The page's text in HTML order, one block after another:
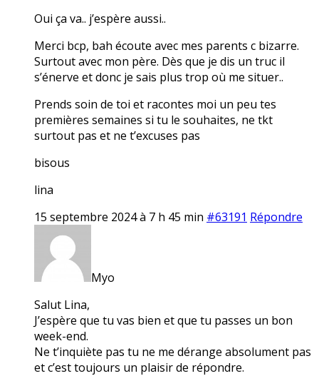
Oui ça va.. j’espère aussi..
Merci bcp, bah écoute avec mes parents c bizarre.
Surtout avec mon père. Dès que je dis un truc il
s’énerve et donc je sais plus trop où me situer..
Prends soin de toi et racontes moi un peu tes
premières semaines si tu le souhaites, ne tkt
surtout pas et ne t’excuses pas
bisous
lina
15 septembre 2024 à 7 h 45 min #63191 Répondre
Myo
Salut Lina,
J’espère que tu vas bien et que tu passes un bon
week-end.
Ne t’inquiète pas tu ne me dérange absolument pas
et c’est toujours un plaisir de répondre.